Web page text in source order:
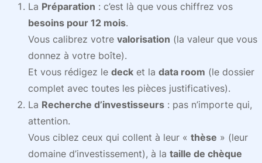
La Préparation : c’est là que vous chiffrez vos
besoins pour 12 mois.
Vous calibrez votre valorisation (la valeur que vous
donnez à votre boîte).
Et vous rédigez le deck et la data room (le dossier
complet avec toutes les pièces justificatives).
La Recherche d’investisseurs : pas n’importe qui,
attention.
Vous ciblez ceux qui collent à leur « thèse » (leur
domaine d’investissement), à la taille de chèque